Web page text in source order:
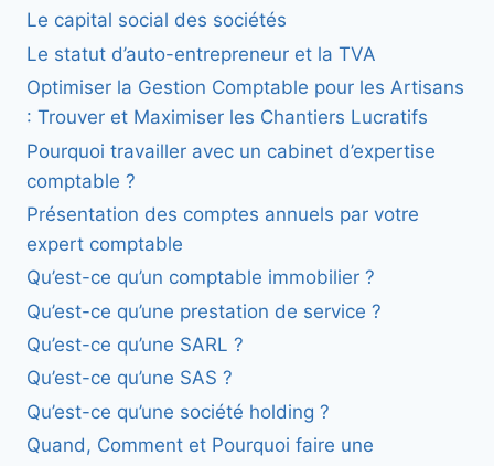
Le capital social des sociétés
Le statut d’auto-entrepreneur et la TVA
Optimiser la Gestion Comptable pour les Artisans
: Trouver et Maximiser les Chantiers Lucratifs
Pourquoi travailler avec un cabinet d’expertise
comptable ?
Présentation des comptes annuels par votre
expert comptable
Qu’est-ce qu’un comptable immobilier ?
Qu’est-ce qu’une prestation de service ?
Qu’est-ce qu’une SARL ?
Qu’est-ce qu’une SAS ?
Qu’est-ce qu’une société holding ?
Quand, Comment et Pourquoi faire une